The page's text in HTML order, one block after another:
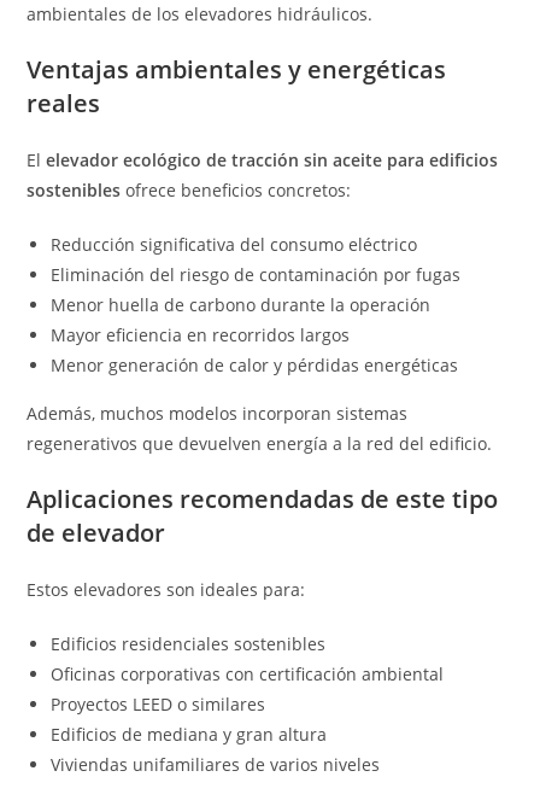
ambientales de los elevadores hidráulicos.
Ventajas ambientales y energéticas
reales
Elelevador ecológico de tracción sin aceite para edificios
sostenibles ofrece beneficios concretos:
Reducción significativa del consumo eléctrico
Eliminación del riesgo de contaminación por fugas
Menor huella de carbono durante la operación
Mayor eficiencia en recorridos largos
Menor generación de calor y pérdidas energéticas
Además, muchos modelos incorporan sistemas
regenerativos que devuelven energía a la red del edificio.
Aplicaciones recomendadas de este tipo
de elevador
Estos elevadores son ideales para:
Edificios residenciales sostenibles
Oficinas corporativas con certificación ambiental
Proyectos LEED o similares
Edificios de mediana y gran altura
Viviendas unifamiliares de varios niveles